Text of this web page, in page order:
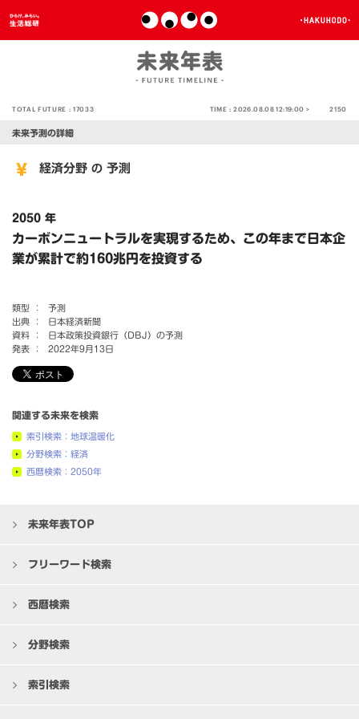
TOTAL FUTURE :17033 TIME :2026.08.08 12:19:00 > 2150
未来予測の詳細
経済分野 の 予測
2050 年
カーボンニュートラルを実現するため、この年まで日本企
業が累計で約160兆円を投資する
類型 ：
予測
出典 ：
日本経済新聞
資料 ：
日本政策投資銀行（DBJ）の予測
発表 ：
2022年9月13日
関連する未来を検索
索引検索：地球温暖化
分野検索：経済
西暦検索：2050年
未来年表TOP
フリーワード検索
西暦検索
分野検索
索引検索